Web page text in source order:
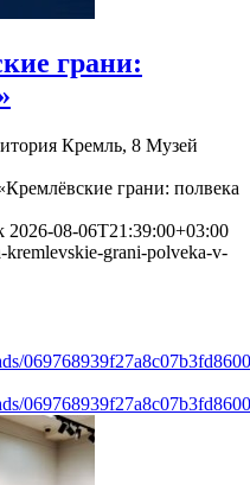
грани:
Кремль, 8 Музей
грани: полвека
2026-08-06T21:39:00+03:00
kremlevskie-grani-polveka-v-